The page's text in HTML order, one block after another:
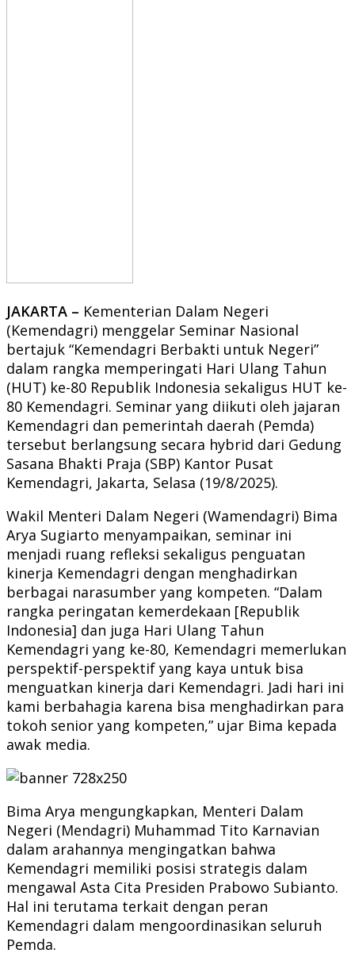
JAKARTA – Kementerian Dalam Negeri
(Kemendagri) menggelar Seminar Nasional
bertajuk “Kemendagri Berbakti untuk Negeri”
dalam rangka memperingati Hari Ulang Tahun
(HUT) ke-80 Republik Indonesia sekaligus HUT ke-
80 Kemendagri. Seminar yang diikuti oleh jajaran
Kemendagri dan pemerintah daerah (Pemda)
tersebut berlangsung secara hybrid dari Gedung
Sasana Bhakti Praja (SBP) Kantor Pusat
Kemendagri, Jakarta, Selasa (19/8/2025).
Wakil Menteri Dalam Negeri (Wamendagri) Bima
Arya Sugiarto menyampaikan, seminar ini
menjadi ruang refleksi sekaligus penguatan
kinerja Kemendagri dengan menghadirkan
berbagai narasumber yang kompeten. “Dalam
rangka peringatan kemerdekaan [Republik
Indonesia] dan juga Hari Ulang Tahun
Kemendagri yang ke-80, Kemendagri memerlukan
perspektif-perspektif yang kaya untuk bisa
menguatkan kinerja dari Kemendagri. Jadi hari ini
kami berbahagia karena bisa menghadirkan para
tokoh senior yang kompeten,” ujar Bima kepada
awak media.
Bima Arya mengungkapkan, Menteri Dalam
Negeri (Mendagri) Muhammad Tito Karnavian
dalam arahannya mengingatkan bahwa
Kemendagri memiliki posisi strategis dalam
mengawal Asta Cita Presiden Prabowo Subianto.
Hal ini terutama terkait dengan peran
Kemendagri dalam mengoordinasikan seluruh
Pemda.